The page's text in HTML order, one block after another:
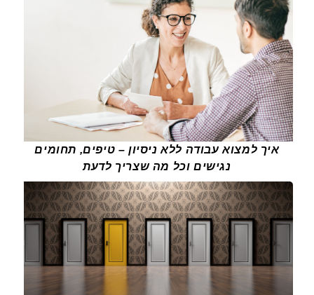
איך למצוא עבודה ללא ניסיון – טיפים, תחומים
נגישים וכל מה שצריך לדעת